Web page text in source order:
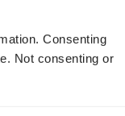
Consenting
Not consenting or
Schritten: